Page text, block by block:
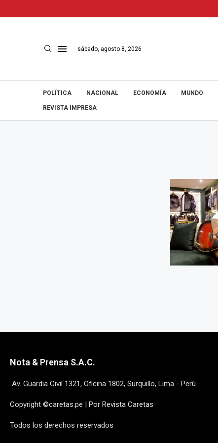
sábado, agosto 8, 2026
POLÍTICA NACIONAL ECONOMÍA MUNDO
REVISTA IMPRESA
Nota & Prensa S.A.C.
Av. Guardia Civil 1321, Oficina 1802, Surquillo, Lima - Perú
Copyright ©caretas.pe | Por Revista Caretas
Todos los derechos reservados